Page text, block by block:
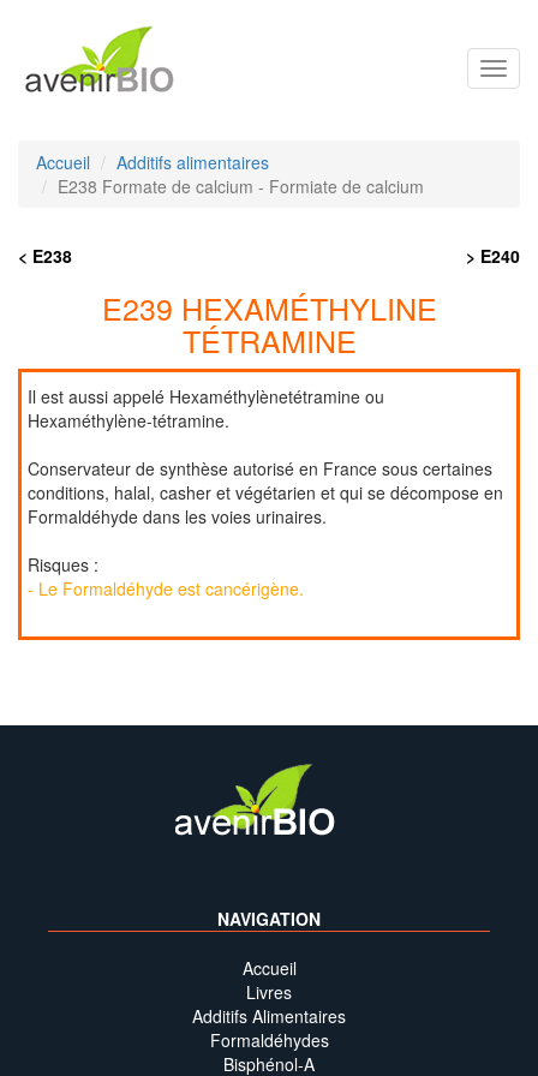
Accueil
Additifs alimentaires
E238 Formate de calcium - Formiate de calcium
< E238 > E240
E239 HEXAMÉTHYLINE
TÉTRAMINE
Il est aussi appelé Hexaméthylènetétramine ou
Hexaméthylène-tétramine.
Conservateur de synthèse autorisé en France sous certaines
conditions, halal, casher et végétarien et qui se décompose en
Formaldéhyde dans les voies urinaires.
Risques :
- Le Formaldéhyde est cancérigène.
NAVIGATION
Accueil
Livres
Additifs Alimentaires
Formaldéhydes
Bisphénol-A